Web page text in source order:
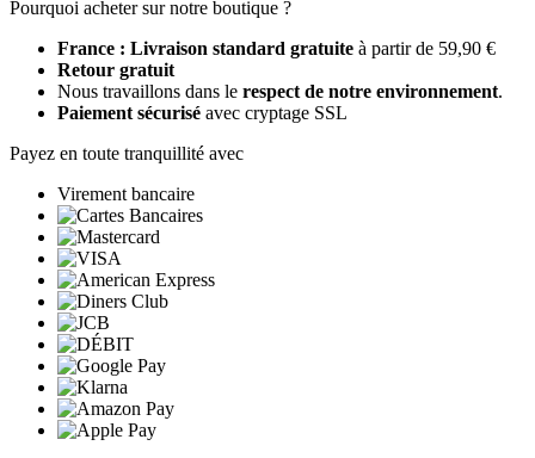
Pourquoi acheter sur notre boutique ?
France : Livraison standard gratuite à partir de 59,90 €
Retour gratuit
Nous travaillons dans le respect de notre environnement.
Paiement sécurisé avec cryptage SSL
Payez en toute tranquillité avec
Virement bancaire